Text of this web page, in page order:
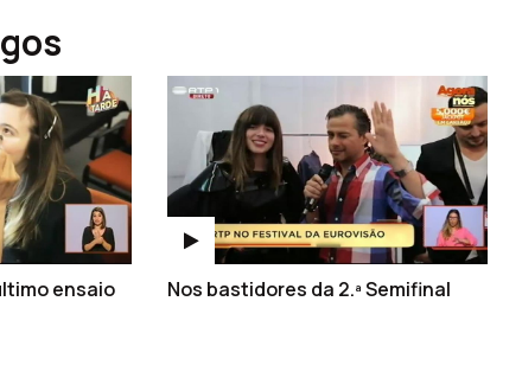
ensaio
Nos bastidores da 2.ª Semifinal